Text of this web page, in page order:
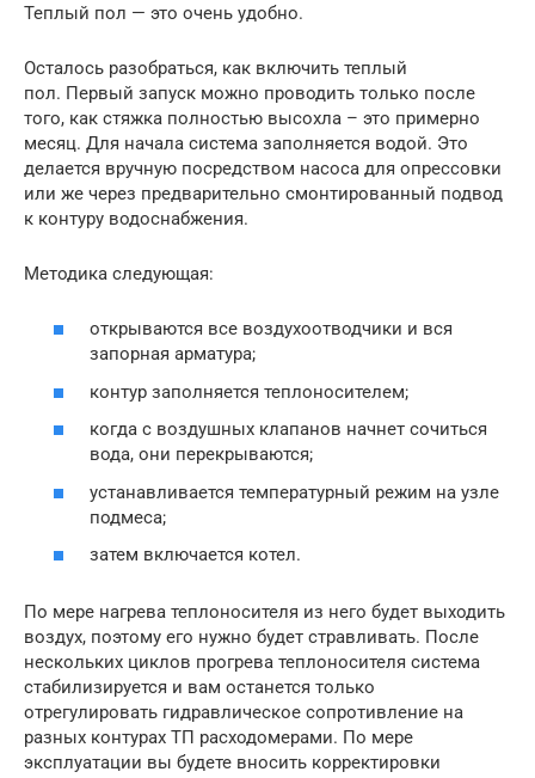
Теплый пол — это очень удобно.
Осталось разобраться, как включить теплый
пол. Первый запуск можно проводить только после
того, как стяжка полностью высохла – это примерно
месяц. Для начала система заполняется водой. Это
делается вручную посредством насоса для опрессовки
или же через предварительно смонтированный подвод
к контуру водоснабжения.
Методика следующая:
открываются все воздухоотводчики и вся
запорная арматура;
контур заполняется теплоносителем;
когда с воздушных клапанов начнет сочиться
вода, они перекрываются;
устанавливается температурный режим на узле
подмеса;
затем включается котел.
По мере нагрева теплоносителя из него будет выходить
воздух, поэтому его нужно будет стравливать. После
нескольких циклов прогрева теплоносителя система
стабилизируется и вам останется только
отрегулировать гидравлическое сопротивление на
разных контурах ТП расходомерами. По мере
эксплуатации вы будете вносить корректировки